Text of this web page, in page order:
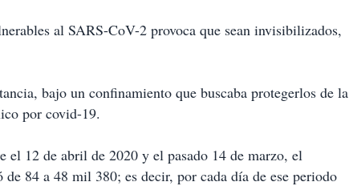
al SARS-CoV-2 provoca que sean invisibilizados,
bajo un confinamiento que buscaba protegerlos de la
por covid-19.
el 12 de abril de 2020 y el pasado 14 de marzo, el
84 a 48 mil 380; es decir, por cada día de ese periodo